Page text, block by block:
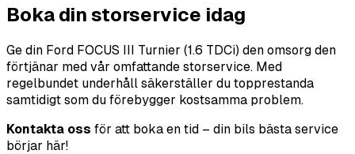
Boka din storservice idag
Ge din Ford FOCUS III Turnier (1.6 TDCi) den omsorg den
förtjänar med vår omfattande storservice. Med
regelbundet underhåll säkerställer du topprestanda
samtidigt som du förebygger kostsamma problem.
Kontakta oss för att boka en tid – din bils bästa service
börjar här!